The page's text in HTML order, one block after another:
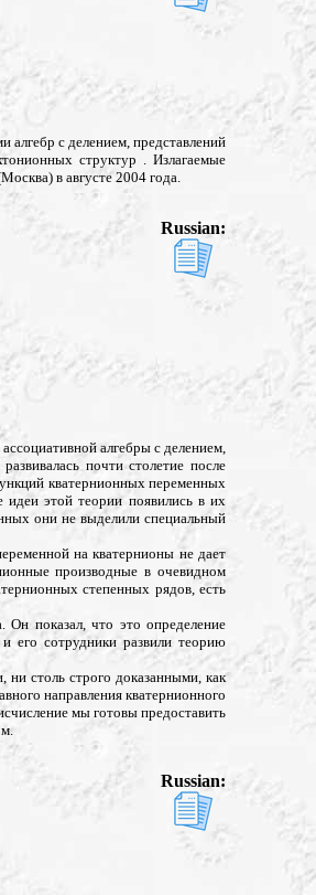
алгебр с делением, представлений
структур . Излагаемые
в августе 2004 года.
Russian:
алгебры с делением,
почти столетие после
кватернионных переменных
идеи этой теории появились в их
они не выделили специальный
на кватернионы не дает
производные в очевидном
степенных рядов, есть
показал, что это определение
сотрудники развили теорию
столь строго доказанными, как
направления кватернионного
мы готовы предоставить
Russian: